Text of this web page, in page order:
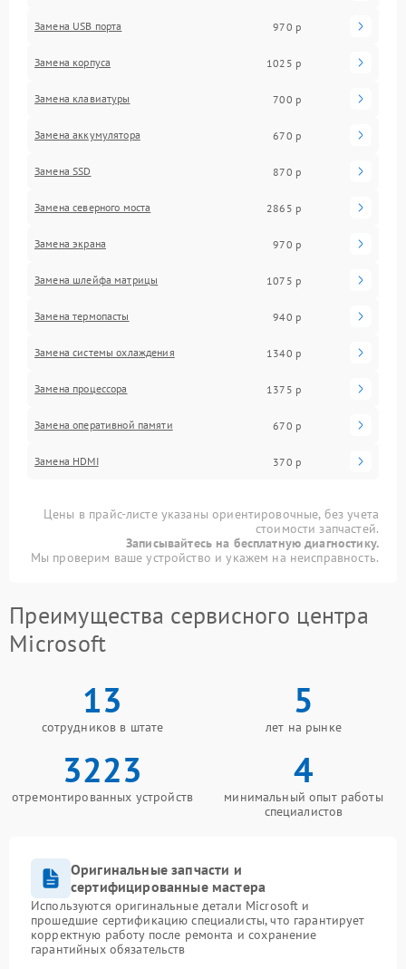
Замена USB порта 970 р
Замена корпуса 1025 р
Замена клавиатуры 700 р
Замена аккумулятора 670 р
Замена SSD 870 р
Замена северного моста 2865 р
Замена экрана 970 р
Замена шлейфа матрицы 1075 р
Замена термопасты 940 р
Замена системы охлаждения 1340 р
Замена процессора 1375 р
Замена оперативной памяти 670 р
Замена HDMI 370 р
Цены в прайс-листе указаны ориентировочные, без учета
стоимости запчастей.
Записывайтесь на бесплатную диагностику.
Мы проверим ваше устройство и укажем на неисправность.
Преимущества сервисного центра
Microsoft
13
сотрудников в штате
5
лет на рынке
3223
отремонтированных устройств
4
минимальный опыт работы
специалистов
Оригинальные запчасти и
сертифицированные мастера
Используются оригинальные детали Microsoft и
прошедшие сертификацию специалисты, что гарантирует
корректную работу после ремонта и сохранение
гарантийных обязательств